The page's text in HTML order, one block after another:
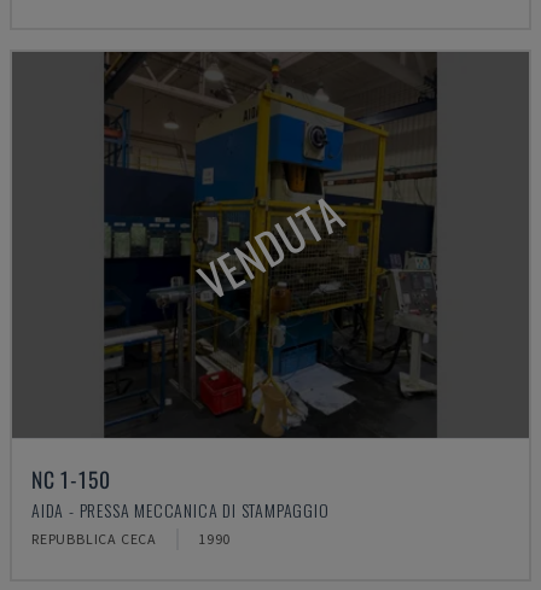
VENDUTA
NC 1-150
AIDA - PRESSA MECCANICA DI STAMPAGGIO
REPUBBLICA CECA 1990